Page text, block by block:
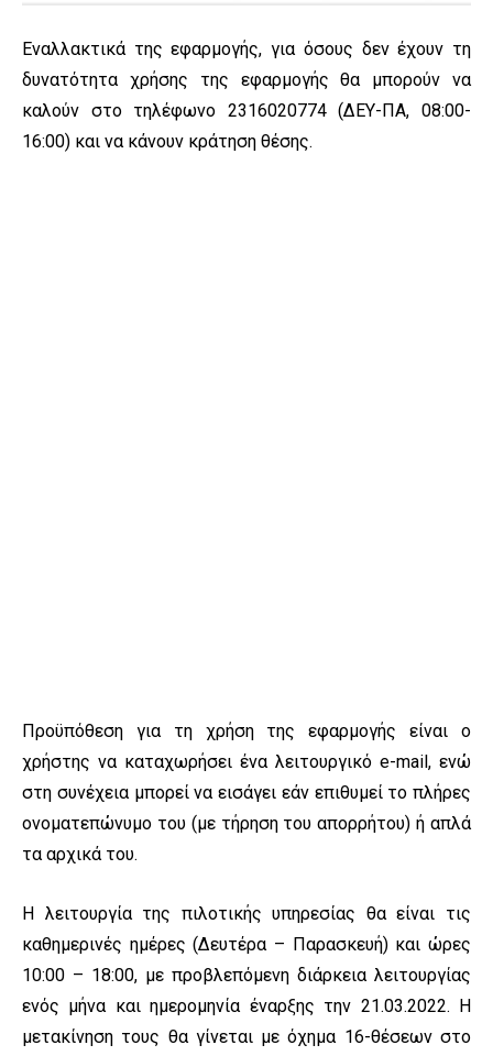
Εναλλακτικά της εφαρμογής, για όσους δεν έχουν τη
δυνατότητα χρήσης της εφαρμογής θα μπορούν να
καλούν στο τηλέφωνο 2316020774 (ΔΕΥ-ΠΑ, 08:00-
16:00) και να κάνουν κράτηση θέσης.
Προϋπόθεση για τη χρήση της εφαρμογής είναι ο
χρήστης να καταχωρήσει ένα λειτουργικό e-mail, ενώ
στη συνέχεια μπορεί να εισάγει εάν επιθυμεί το πλήρες
ονοματεπώνυμο του (με τήρηση του απορρήτου) ή απλά
τα αρχικά του.
Η λειτουργία της πιλοτικής υπηρεσίας θα είναι τις
καθημερινές ημέρες (Δευτέρα – Παρασκευή) και ώρες
10:00 – 18:00, με προβλεπόμενη διάρκεια λειτουργίας
ενός μήνα και ημερομηνία έναρξης την 21.03.2022. Η
μετακίνηση τους θα γίνεται με όχημα 16-θέσεων στο